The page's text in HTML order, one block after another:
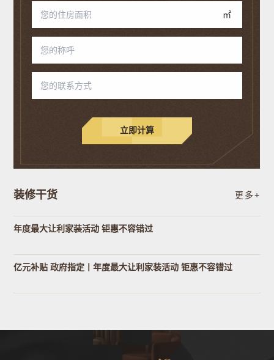
㎡
立即计算
装修干货 更多+
年度最大让利家装活动 钜惠不容错过
亿元补贴 政府指定丨年度最大让利家装活动 钜惠不容错过